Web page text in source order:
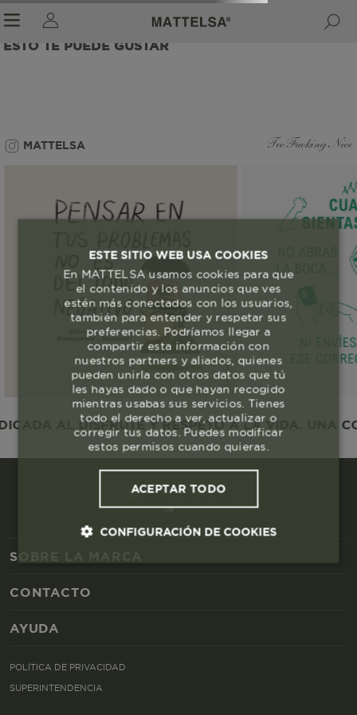
ESTO TE PUEDE GUSTAR
MATTELSA Too Fucking Nice
AL DISFRUTE Y RESPETO A LA VIDA. UNA
SOBRE LA MARCA
CONTACTO
AYUDA
POLÍTICA DE PRIVACIDAD
SUPERINTENDENCIA
ESTE SITIO WEB USA COOKIES
En MATTELSA usamos cookies para que
el contenido y los anuncios que ves
estén más conectados con los usuarios,
también para entender y respetar sus
preferencias. Podríamos llegar a
compartir esta información con
nuestros partners y aliados, quienes
pueden unirla con otros datos que tú
les hayas dado o que hayan recogido
mientras usabas sus servicios. Tienes
todo el derecho a ver, actualizar o
corregir tus datos. Puedes modificar
estos permisos cuando quieras.
ACEPTAR TODO
CONFIGURACIÓN DE COOKIES
Cookies de segmentación (las de